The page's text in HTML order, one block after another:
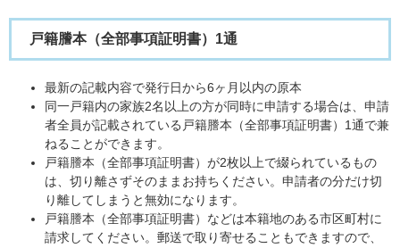
戸籍謄本（全部事項証明書）1通
最新の記載内容で発行日から6ヶ月以内の原本
同一戸籍内の家族2名以上の方が同時に申請する場合は、申請
者全員が記載されている戸籍謄本（全部事項証明書）1通で兼
ねることができます。
戸籍謄本（全部事項証明書）が2枚以上で綴られているもの
は、切り離さずそのままお持ちください。申請者の分だけ切
り離してしまうと無効になります。
戸籍謄本（全部事項証明書）などは本籍地のある市区町村に
請求してください。郵送で取り寄せることもできますので、